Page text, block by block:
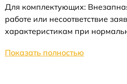
Для комплектующих:
работе или несоответствие
характеристикам при
Показать полностью